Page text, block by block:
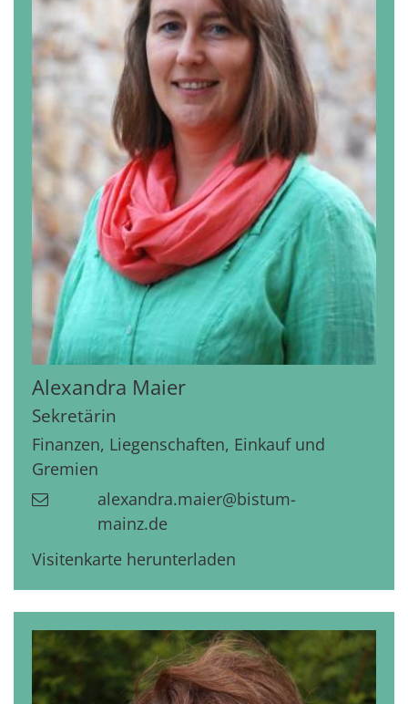
Alexandra Maier
Sekretärin
Finanzen, Liegenschaften, Einkauf und
Gremien
alexandra.maier@bistum-
mainz.de
Visitenkarte herunterladen